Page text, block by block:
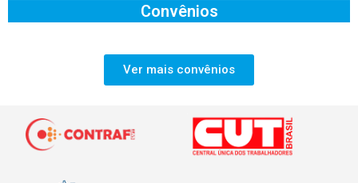
Convênios
Ver mais convênios